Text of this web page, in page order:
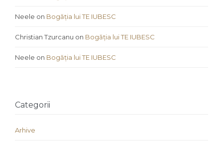
Neele on Bogăția lui TE IUBESC
Christian Tzurcanu on Bogăția lui TE IUBESC
Neele on Bogăția lui TE IUBESC
Categorii
Arhive